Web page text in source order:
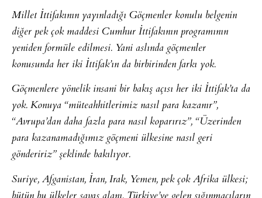
Millet İttifakının yayınladığı Göçmenler konulu belgenin
diğer pek çok maddesi Cumhur İttifakının programının
yeniden formüle edilmesi. Yani aslında göçmenler
konusunda her iki İttifak’ın da birbirinden farkı yok.
Göçmenlere yönelik insani bir bakış açısı her iki İttifak’ta da
yok. Konuya “müteahhitlerimiz nasıl para kazanır”,
“Avrupa’dan daha fazla para nasıl koparırız”, “Üzerinden
para kazanamadığımız göçmeni ülkesine nasıl geri
göndeririz” şeklinde bakılıyor.
Suriye, Afganistan, İran, Irak, Yemen, pek çok Afrika ülkesi;